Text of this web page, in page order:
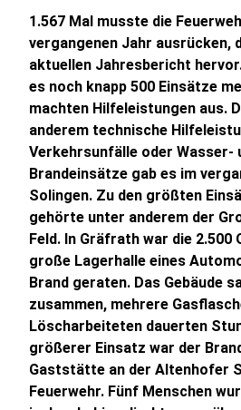
1.567 Mal musste die
vergangenen Jahr ausrücken,
aktuellen Jahresbericht
es noch knapp 500 Einsätze
machten Hilfeleistungen aus.
anderem technische
Verkehrsunfälle oder Wasser-
Brandeinsätze gab es im
Solingen. Zu den größten
gehörte unter anderem der
Feld. In Gräfrath war die 2.500
große Lagerhalle eines
Brand geraten. Das Gebäude
zusammen, mehrere
Löscharbeiteten dauerten
größerer Einsatz war der
Gaststätte an der Altenhofer
Feuerwehr. Fünf Menschen